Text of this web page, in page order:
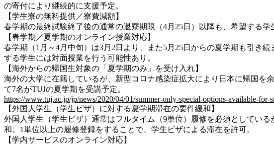
の寄付により継続的に支援予定。
【学生寮の無料提供／寮費減額】
春学期の最終試験終了後の通常の退寮期限（4月25日）以降も、希望する
【春学期／夏学期のオンライン授業対応】
春学期（1月～4月中旬）は3月2日より、また5月25日からの夏学期も引き
する学生には対面授業を行う可能性あり。
【海外からの帰国生対象の「夏学期のみ」を受け入れ】
海外の大学に在籍しているが、新型コロナ感染症拡大により日本に帰国
て7名がTUJの夏学期を受講予定。
https://www.tuj.ac.jp/jp/news/2020/04/01/summer-only-special-options-available-for-
【外国人学生（学生ビザ）に対する夏学期滞在の要件緩和】
外国人学生（学生ビザ）通常はフルタイム（9単位）履修を必須としてい
和。1単位以上の履修登録をすることで、学生ビザによる滞在を許可。
【学内サービスのオンライン対応】